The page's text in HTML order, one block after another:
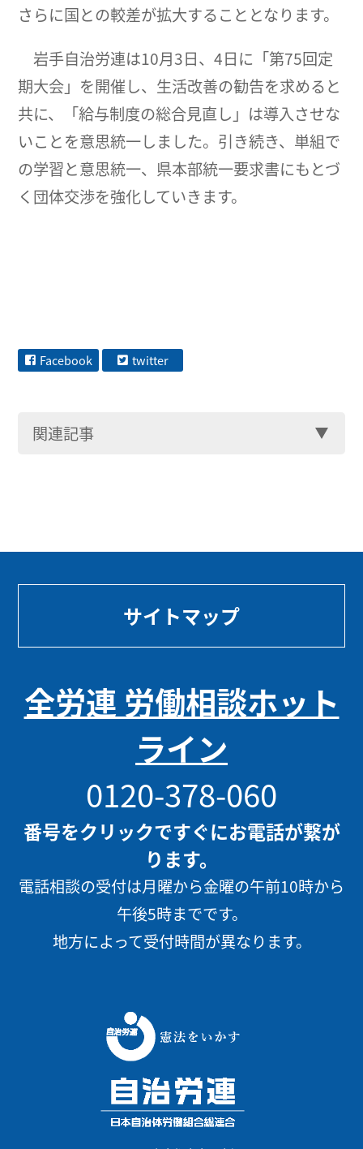
さらに国との較差が拡大することとなります。
岩手自治労連は10月3日、4日に「第75回定
期大会」を開催し、生活改善の勧告を求めると
共に、「給与制度の総合見直し」は導入させな
いことを意思統一しました。引き続き、単組で
の学習と意思統一、県本部統一要求書にもとづ
く団体交渉を強化していきます。
Facebook twitter
関連記事
サイトマップ
全労連 労働相談ホット
ライン
0120-378-060
番号をクリックですぐにお電話が繋が
ります。
電話相談の受付は月曜から金曜の午前10時から
午後5時までです。
地方によって受付時間が異なります。